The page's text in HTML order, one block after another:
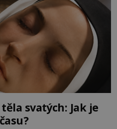
svatých: Jak je